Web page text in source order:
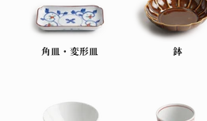
角皿・変形皿 鉢